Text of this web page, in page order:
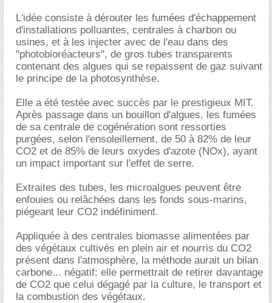
L'idée consiste à dérouter les fumées d'échappement
d'installations polluantes, centrales à charbon ou
usines, et à les injecter avec de l'eau dans des
"photobioréacteurs", de gros tubes transparents
contenant des algues qui se repaissent de gaz suivant
le principe de la photosynthèse.
Elle a été testée avec succès par le prestigieux MIT.
Après passage dans un bouillon d'algues, les fumées
de sa centrale de cogénération sont ressorties
purgées, selon l'ensoleillement, de 50 à 82% de leur
CO2 et de 85% de leurs oxydes d'azote (NOx), ayant
un impact important sur l'effet de serre.
Extraites des tubes, les microalgues peuvent être
enfouies ou relâchées dans les fonds sous-marins,
piégeant leur CO2 indéfiniment.
Appliquée à des centrales biomasse alimentées par
des végétaux cultivés en plein air et nourris du CO2
présent dans l'atmosphère, la méthode aurait un bilan
carbone... négatif: elle permettrait de retirer davantage
de CO2 que celui dégagé par la culture, le transport et
la combustion des végétaux.